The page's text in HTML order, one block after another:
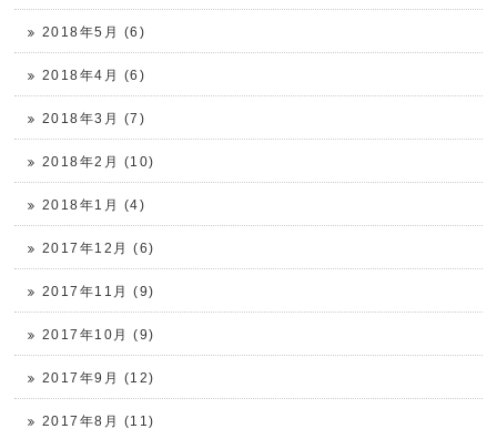
2018年5月 (6)
2018年4月 (6)
2018年3月 (7)
2018年2月 (10)
2018年1月 (4)
2017年12月 (6)
2017年11月 (9)
2017年10月 (9)
2017年9月 (12)
2017年8月 (11)